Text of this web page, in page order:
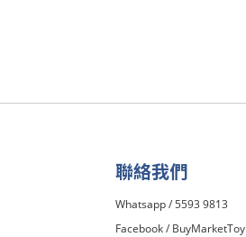
聯絡我們
Whatsapp / 5593 9813
Facebook / BuyMarketToy